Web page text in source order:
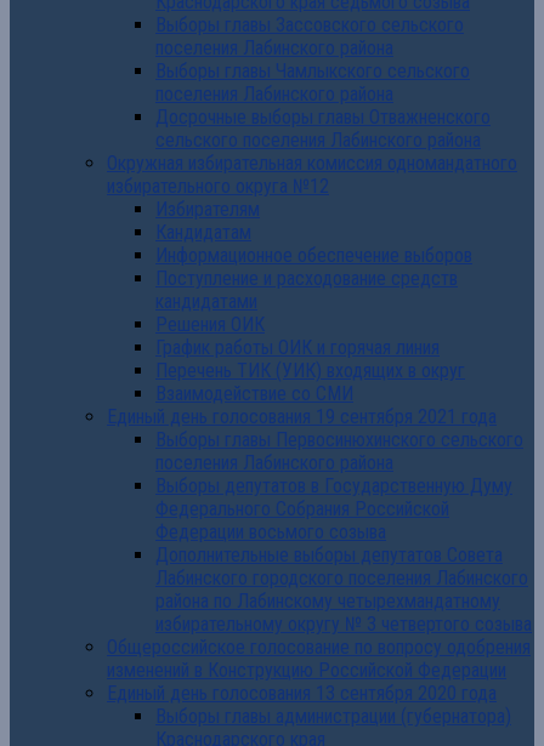
Выборы главы Зассовского сельского
поселения Лабинского района
Выборы главы Чамлыкского сельского
поселения Лабинского района
Досрочные выборы главы Отважненского
сельского поселения Лабинского района
Окружная избирательная комиссия одномандатного
избирательного округа №12
Избирателям
Кандидатам
Информационное обеспечение выборов
Поступление и расходование средств
кандидатами
Решения ОИК
График работы ОИК и горячая линия
Перечень ТИК (УИК) входящих в округ
Взаимодействие со СМИ
Единый день голосования 19 сентября 2021 года
Выборы главы Первосинюхинского сельского
поселения Лабинского района
Выборы депутатов в Государственную Думу
Федерального Собрания Российской
Федерации восьмого созыва
Дополнительные выборы депутатов Совета
Лабинского городского поселения Лабинского
района по Лабинскому четырехмандатному
избирательному округу № 3 четвертого созыва
Общероссийское голосование по вопросу одобрения
изменений в Конструкцию Российской Федерации
Единый день голосования 13 сентября 2020 года
Выборы главы администрации (губернатора)
Краснодарского края